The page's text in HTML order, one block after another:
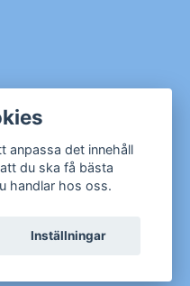
anpassa det innehåll
du ska få bästa
handlar hos oss.
Inställningar